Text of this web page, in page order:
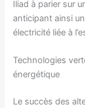
Iliad à parier sur
anticipant ainsi
électricité liée à
Technologies
énergétique
Le succès des